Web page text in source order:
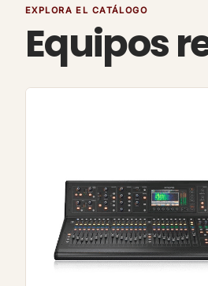
EXPLORA EL CATÁLOGO
Equipos